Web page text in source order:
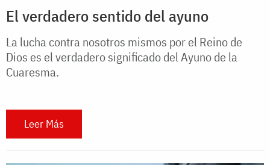
El verdadero sentido del ayuno
La lucha contra nosotros mismos por el Reino de
Dios es el verdadero significado del Ayuno de la
Cuaresma.
Leer Más